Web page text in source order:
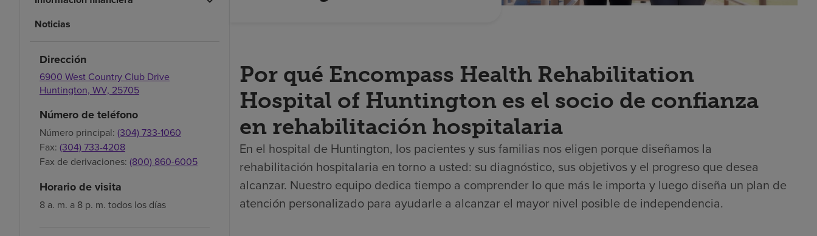
Noticias
Dirección
6900 West Country Club Drive
Huntington, WV, 25705
Número de teléfono
Número principal: (304) 733-1060
Fax: (304) 733-4208
Fax de derivaciones: (800) 860-6005
Horario de visita
8 a. m. a 8 p. m. todos los días
Por qué Encompass Health Rehabilitation
Hospital of Huntington es el socio de confianza
en rehabilitación hospitalaria
En el hospital de Huntington, los pacientes y sus familias nos eligen porque diseñamos la
rehabilitación hospitalaria en torno a usted: su diagnóstico, sus objetivos y el progreso que desea
alcanzar. Nuestro equipo dedica tiempo a comprender lo que más le importa y luego diseña un plan de
atención personalizado para ayudarle a alcanzar el mayor nivel posible de independencia.